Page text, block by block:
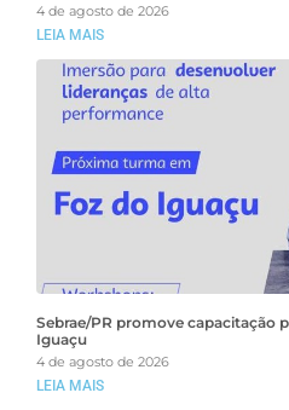
4 de agosto de 2026
LEIA MAIS
Sebrae/PR promove capacitação
Iguaçu
4 de agosto de 2026
LEIA MAIS